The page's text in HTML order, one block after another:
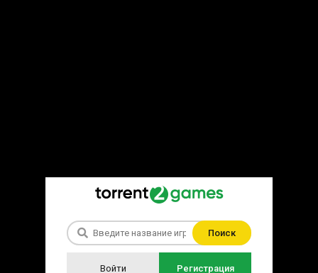
Поиск
Войти Регистрация